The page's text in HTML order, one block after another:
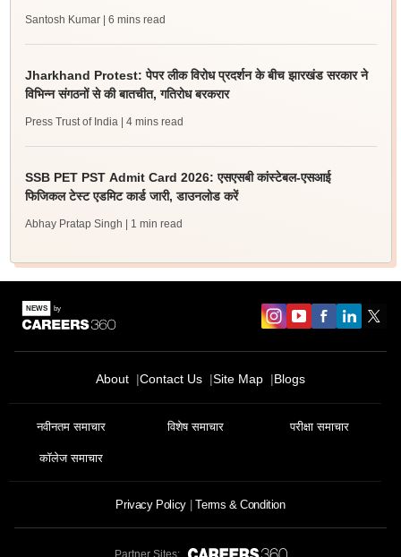
Santosh Kumar | 6 mins read
Jharkhand Protest: पेपर लीक विरोध प्रदर्शन के बीच झारखंड सरकार ने
विभिन्न संगठनों से की बातचीत, गतिरोध बरकरार
Press Trust of India | 4 mins read
SSB PET PST Admit Card 2026: एसएसबी कांस्टेबल-एसआई
फिजिकल टेस्ट एडमिट कार्ड जारी, डाउनलोड करें
Abhay Pratap Singh | 1 min read
About Contact Us Site Map Blogs
नवीनतम समाचार विशेष समाचार परीक्षा समाचार
कॉलेज समाचार
Privacy Policy Terms & Condition
Partner Sites: